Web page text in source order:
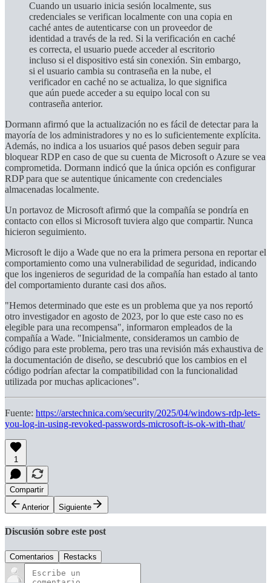
Cuando un usuario inicia sesión localmente, sus
credenciales se verifican localmente con una copia en
caché antes de autenticarse con un proveedor de
identidad a través de la red. Si la verificación en caché
es correcta, el usuario puede acceder al escritorio
incluso si el dispositivo está sin conexión. Sin embargo,
si el usuario cambia su contraseña en la nube, el
verificador en caché no se actualiza, lo que significa
que aún puede acceder a su equipo local con su
contraseña anterior.
Dormann afirmó que la actualización no es fácil de detectar para la
mayoría de los administradores y no es lo suficientemente explícita.
Además, no indica a los usuarios qué pasos deben seguir para
bloquear RDP en caso de que su cuenta de Microsoft o Azure se vea
comprometida. Dormann indicó que la única opción es configurar
RDP para que se autentique únicamente con credenciales
almacenadas localmente.
Un portavoz de Microsoft afirmó que la compañía se pondría en
contacto con ellos si Microsoft tuviera algo que compartir. Nunca
hicieron seguimiento.
Microsoft le dijo a Wade que no era la primera persona en reportar el
comportamiento como una vulnerabilidad de seguridad, indicando
que los ingenieros de seguridad de la compañía han estado al tanto
del comportamiento durante casi dos años.
"Hemos determinado que este es un problema que ya nos reportó
otro investigador en agosto de 2023, por lo que este caso no es
elegible para una recompensa", informaron empleados de la
compañía a Wade. "Inicialmente, consideramos un cambio de
código para este problema, pero tras una revisión más exhaustiva de
la documentación de diseño, se descubrió que los cambios en el
código podrían afectar la compatibilidad con la funcionalidad
utilizada por muchas aplicaciones".
Fuente: https://arstechnica.com/security/2025/04/windows-rdp-lets-
you-log-in-using-revoked-passwords-microsoft-is-ok-with-that/
1
Compartir
Anterior
Siguiente
Discusión sobre este post
Comentarios Restacks